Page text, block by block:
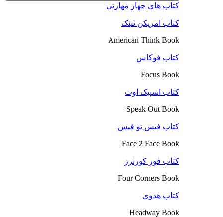
کتاب های چهار مهارتی
کتاب امریکن ثینک
American Think Book
کتاب فوکاس
Focus Book
کتاب اسپیک اوت
Speak Out Book
کتاب فیس تو فیس
Face 2 Face Book
کتاب فور کورنرز
Four Corners Book
کتاب هدوی
Headway Book